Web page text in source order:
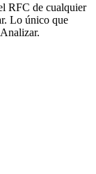
RFC de cualquier
Lo único que